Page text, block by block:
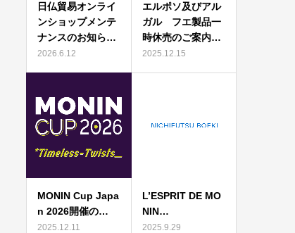
日仏貿易オンライ
ンショップメンテ
ナンスのお知ら…
2026.6.12
エルポソ及びアル
ガル フエ製品一
時休売のご案内…
2025.12.15
MONIN Cup Japa
n 2026開催の…
2025.12.11
L’ESPRIT DE MO
NIN…
2025.9.29